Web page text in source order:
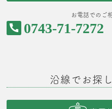
お電話でのご
0743-71-7272
沿線でお探